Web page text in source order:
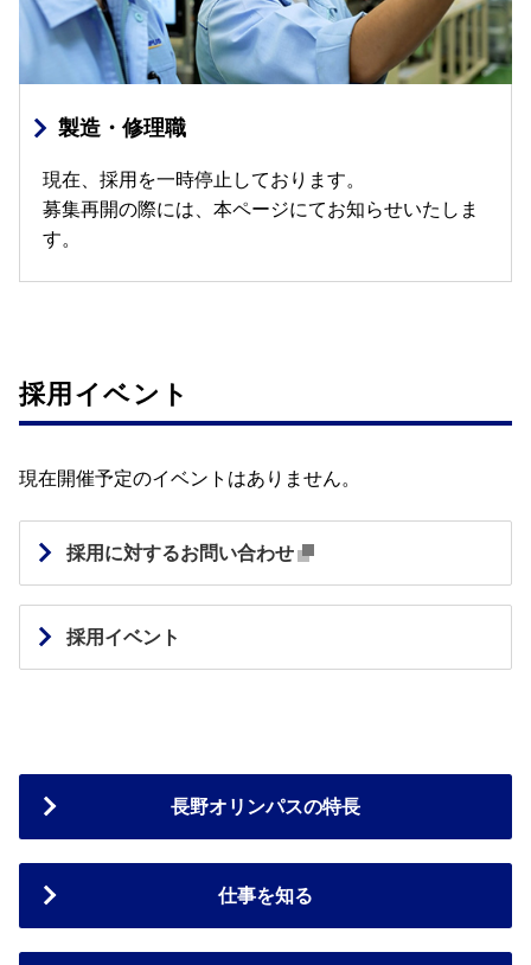
製造・修理職
現在、採用を一時停止しております。
募集再開の際には、本ページにてお知らせいたしま
す。
採用イベント
現在開催予定のイベントはありません。
採用に対するお問い合わせ
採用イベント
長野オリンパスの特長
仕事を知る